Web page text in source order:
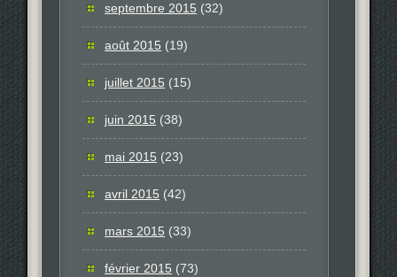
septembre 2015 (32)
août 2015 (19)
juillet 2015 (15)
juin 2015 (38)
mai 2015 (23)
avril 2015 (42)
mars 2015 (33)
février 2015 (73)